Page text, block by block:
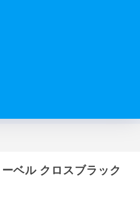
ベル クロスブラック